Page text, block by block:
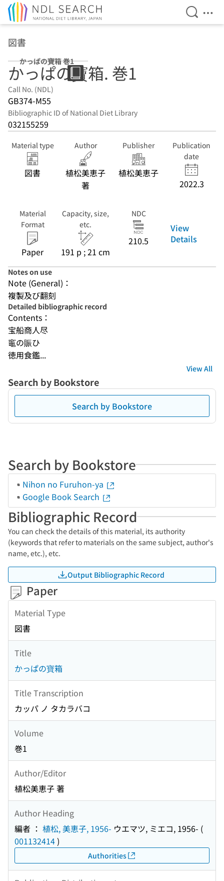
Open
図書
かっぱの寶箱 巻1
かっぱの寶箱. 巻1
Call No. (NDL)
GB374-M55
Bibliographic ID of National Diet Library
032155259
Material type
図書
Author
植松美恵子
著
Publisher
植松美恵子
Publication
date
2022.3
Material
Format
Paper
Capacity, size,
etc.
191 p ; 21 cm
NDC
210.5
View
Details
Notes on use
Note (General)：
複製及び翻刻
Detailed bibliographic record
Contents：
宝船商人尽
竈の賑ひ
徳用食鑑...
View All
Search by Bookstore
Search by Bookstore
Search by Bookstore
Nihon no Furuhon-ya
Google Book Search
Bibliographic Record
You can check the details of this material, its authority
(keywords that refer to materials on the same subject, author's
name, etc.), etc.
Output Bibliographic Record
Paper
Material Type
図書
Title
かっぱの寶箱
Title Transcription
カッパ ノ タカラバコ
Volume
巻1
Author/Editor
植松美恵子 著
Author Heading
編者 ： 植松, 美恵子, 1956- ウエマツ, ミエコ, 1956- (
001132414)
Authorities